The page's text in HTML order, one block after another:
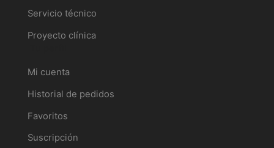
Servicio técnico
Proyecto clínica
Mi cuenta
Historial de pedidos
Favoritos
Suscripción